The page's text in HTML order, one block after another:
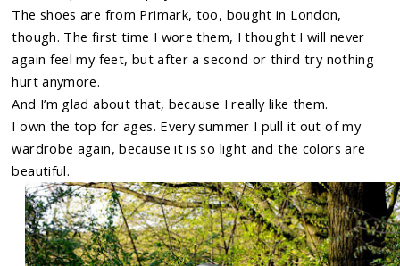
The shoes are from Primark, too, bought in London,
though. The first time I wore them, I thought I will never
again feel my feet, but after a second or third try nothing
hurt anymore.
And I’m glad about that, because I really like them.
I own the top for ages. Every summer I pull it out of my
wardrobe again, because it is so light and the colors are
beautiful.